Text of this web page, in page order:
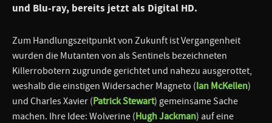
und Blu-ray, bereits jetzt als Digital HD.
Zum Handlungszeitpunkt von Zukunft ist Vergangenheit
wurden die Mutanten von als Sentinels bezeichneten
Killerrobotern zugrunde gerichtet und nahezu ausgerottet,
weshalb die einstigen Widersacher Magneto (Ian McKellen)
und Charles Xavier (Patrick Stewart) gemeinsame Sache
machen. Ihre Idee: Wolverine (Hugh Jackman) auf eine